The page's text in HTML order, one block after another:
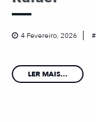
4 Fevereiro, 2026
LER MAIS...